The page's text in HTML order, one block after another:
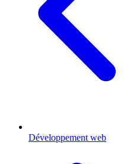
Développement web